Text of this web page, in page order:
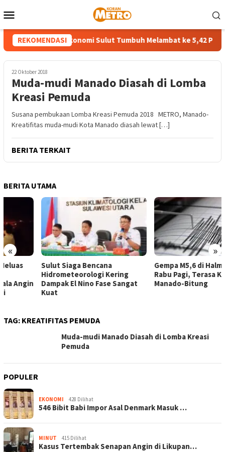
ke
Mobile
REKOMENDASI
II-2026 Ekonomi Sulut Tumbuh Melambat ke 5,42 Persen
22 Oktober 2018
Muda-mudi Manado Diasah di Lomba
Kreasi Pemuda
Susana pembukaan Lomba Kreasi Pemuda 2018 METRO, Manado-
Kreatifitas muda-mudi Kota Manado diasah lewat […]
BERITA TERKAIT
BERITA UTAMA
« »
Sulut Siaga Bencana
Hidrometeorologi Kering
Dampak El Nino Fase Sangat
Kuat
Gempa M5,6 di Halmahera
Rabu Pagi, Terasa Kuat di
Manado-Bitung
TAG: KREATIFITAS PEMUDA
Muda-mudi Manado Diasah di Lomba Kreasi
Pemuda
POPULER
EKONOMI 428 Dilihat
546 Bibit Babi Impor Asal Denmark Masuk …
MINUT 415 Dilihat
Kasus Tertembak Senapan Angin di Likupan…